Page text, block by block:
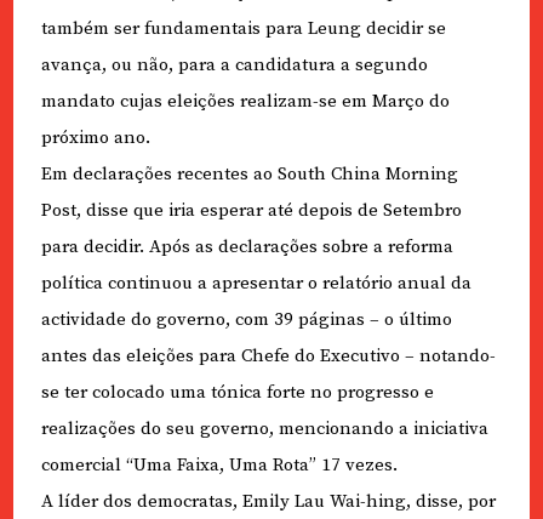
também ser fundamentais para Leung decidir se
avança, ou não, para a candidatura a segundo
mandato cujas eleições realizam-se em Março do
próximo ano.
Em declarações recentes ao South China Morning
Post, disse que iria esperar até depois de Setembro
para decidir. Após as declarações sobre a reforma
política continuou a apresentar o relatório anual da
actividade do governo, com 39 páginas – o último
antes das eleições para Chefe do Executivo – notando-
se ter colocado uma tónica forte no progresso e
realizações do seu governo, mencionando a iniciativa
comercial “Uma Faixa, Uma Rota” 17 vezes.
A líder dos democratas, Emily Lau Wai-hing, disse, por